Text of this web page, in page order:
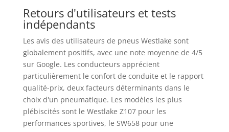
Retours d'utilisateurs et tests
indépendants
Les avis des utilisateurs de pneus Westlake sont
globalement positifs, avec une note moyenne de 4/5
sur Google. Les conducteurs apprécient
particulièrement le confort de conduite et le rapport
qualité-prix, deux facteurs déterminants dans le
choix d'un pneumatique. Les modèles les plus
plébiscités sont le Westlake Z107 pour les
performances sportives, le SW658 pour une